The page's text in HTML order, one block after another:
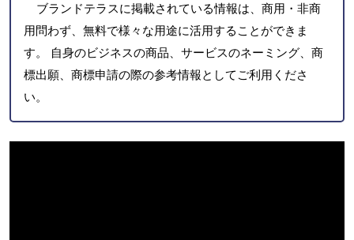
ブランドテラスに掲載されている情報は、商用・非商
用問わず、無料で様々な用途に活用することができま
す。 自身のビジネスの商品、サービスのネーミング、商
標出願、商標申請の際の参考情報としてご利用くださ
い。